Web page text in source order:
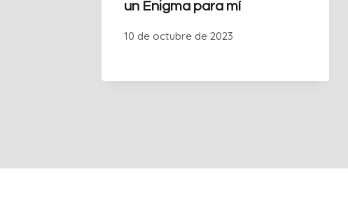
un Enigma para mí
10 de octubre de 2023